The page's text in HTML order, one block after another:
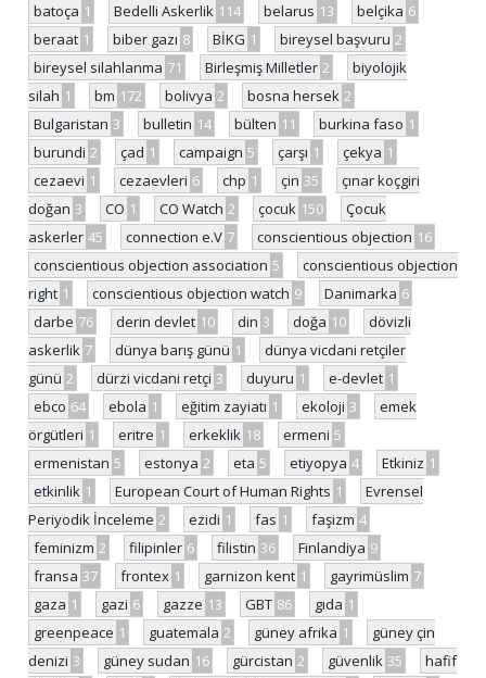
batoça 1 Bedelli Askerlik 114 belarus 13 belçika 6
beraat 1 biber gazı 8 BİKG 1 bireysel başvuru 2
bireysel silahlanma 71 Birleşmiş Milletler 2
biyolojik
silah 1 bm 172 bolivya 2 bosna hersek 2
Bulgaristan 3 bulletin 14 bülten 11 burkina faso 1
burundi 2 çad 1 campaign 5 çarşı 1 çekya 1
cezaevi 1 cezaevleri 6 chp 1 çin 35
çınar koçgiri
doğan 3 CO 1 CO Watch 2 çocuk 150
Çocuk
askerler 45 connection e.V 7 conscientious objection 16
conscientious objection association 5
conscientious objection
right 1 conscientious objection watch 9 Danimarka 6
darbe 76 derin devlet 10 din 3 doğa 10
dövizli
askerlik 7 dünya barış günü 1
dünya vicdani retçiler
günü 2 dürzi vicdani retçi 3 duyuru 1 e-devlet 1
ebco 64 ebola 1 eğitim zayiatı 1 ekoloji 3
emek
örgütleri 1 eritre 1 erkeklik 18 ermeni 5
ermenistan 5 estonya 2 eta 5 etiyopya 4 Etkiniz 1
etkinlik 1 European Court of Human Rights 1
Evrensel
Periyodik İnceleme 2 ezidi 1 fas 1 faşizm 4
feminizm 2 filipinler 6 filistin 36 Finlandiya 9
fransa 37 frontex 1 garnizon kent 1 gayrimüslim 7
gaza 1 gazi 6 gazze 13 GBT 86 gıda 1
greenpeace 1 guatemala 2 güney afrika 1
güney çin
denizi 3 güney sudan 16 gürcistan 2 güvenlik 35
hafif